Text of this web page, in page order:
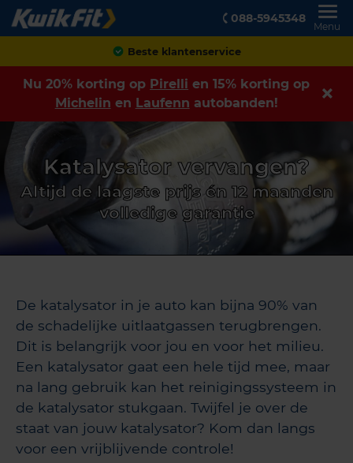
088-5945348
Menu
Beste klantenservice
Nu 20% korting op Pirelli en 15% korting op
Michelin en Laufenn autobanden!
Katalysator vervangen?
Altijd de laagste prijs én 12 maanden
volledige garantie
De katalysator in je auto kan bijna 90% van
de schadelijke uitlaatgassen terugbrengen.
Dit is belangrijk voor jou en voor het milieu.
Een katalysator gaat een hele tijd mee, maar
na lang gebruik kan het reinigingssysteem in
de katalysator stukgaan. Twijfel je over de
staat van jouw katalysator? Kom dan langs
voor een vrijblijvende controle!